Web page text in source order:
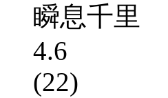
瞬息千里
4.6
(22)